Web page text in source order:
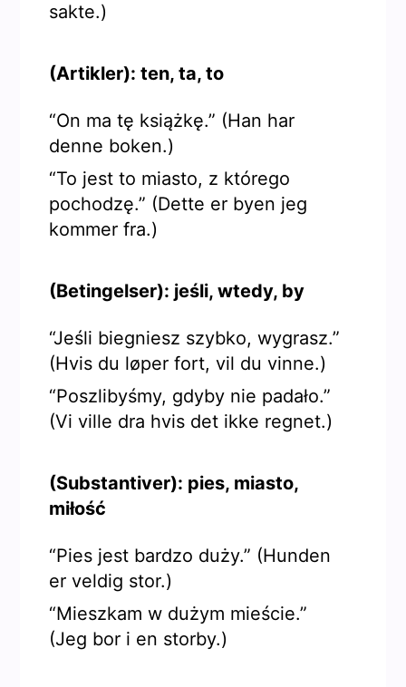
sakte.)
(Artikler): ten, ta, to
“On ma tę książkę.” (Han har
denne boken.)
“To jest to miasto, z którego
pochodzę.” (Dette er byen jeg
kommer fra.)
(Betingelser): jeśli, wtedy, by
“Jeśli biegniesz szybko, wygrasz.”
(Hvis du løper fort, vil du vinne.)
“Poszlibyśmy, gdyby nie padało.”
(Vi ville dra hvis det ikke regnet.)
(Substantiver): pies, miasto,
miłość
“Pies jest bardzo duży.” (Hunden
er veldig stor.)
“Mieszkam w dużym mieście.”
(Jeg bor i en storby.)